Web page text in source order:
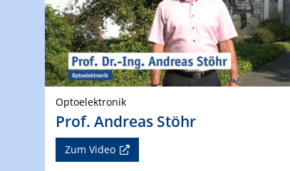
Optoelektronik
Prof. Andreas Stöhr
Zum Video